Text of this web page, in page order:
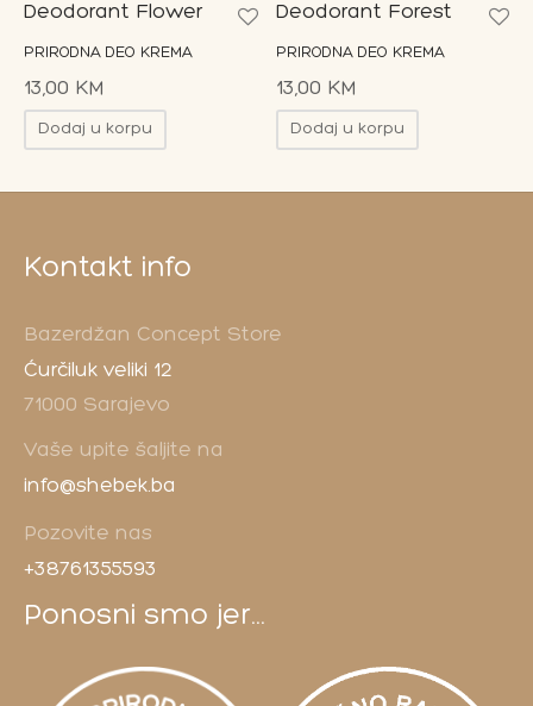
Deodorant Flower
PRIRODNA DEO KREMA
13,00 KM
Dodaj u korpu
Deodorant Forest
PRIRODNA DEO KREMA
13,00 KM
Dodaj u korpu
Kontakt info
Bazerdžan Concept Store
Ćurčiluk veliki 12
71000 Sarajevo
Vaše upite šaljite na
info@shebek.ba
Pozovite nas
+38761355593
Ponosni smo jer...